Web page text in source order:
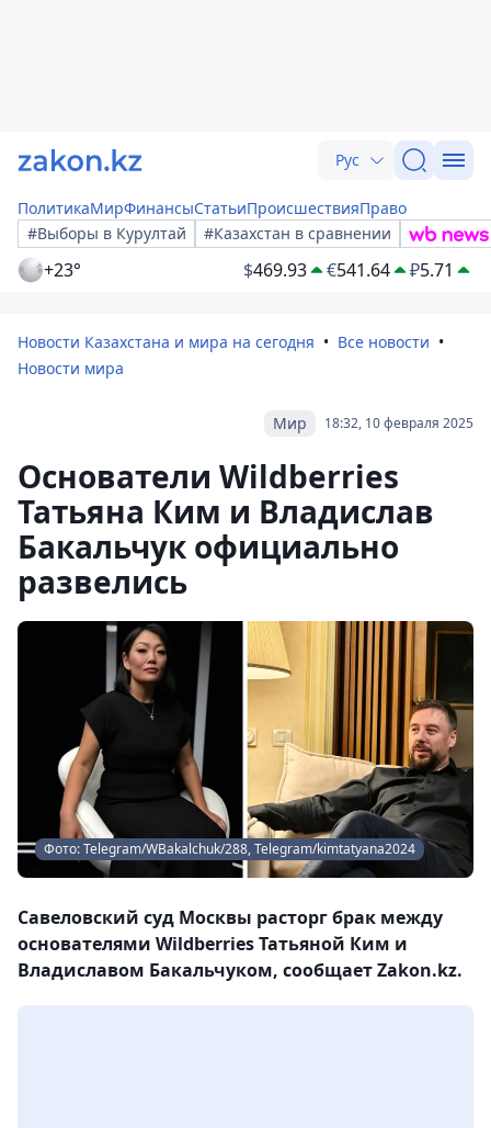
Рус
ПолитикаМирФинансыСтатьиПроисшествияПраво
#Выборы в Курултай
#Казахстан в сравнении
+23° $469.93 €541.64 ₽5.71
Новости Казахстана и мира на сегодня
Все новости
Новости мира
18:32, 10 февраля 2025
Мир
Основатели Wildberries
Татьяна Ким и Владислав
Бакальчук официально
развелись
Фото: Telegram/WBakalchuk/288, Telegram/kimtatyana2024
Савеловский суд Москвы расторг брак между
основателями Wildberries Татьяной Ким и
Владиславом Бакальчуком, сообщает Zakon.kz.